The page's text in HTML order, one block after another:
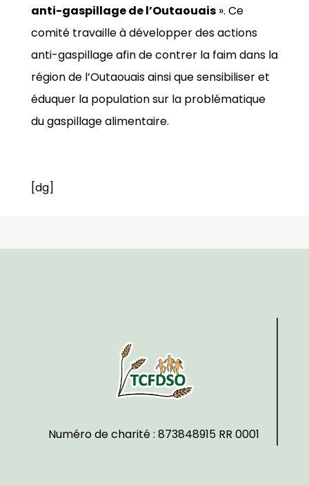
anti-gaspillage de l’Outaouais». Ce
comité travaille à développer des actions
anti-gaspillage afin de contrer la faim dans la
région de l’Outaouais ainsi que sensibiliser et
éduquer la population sur la problématique
du gaspillage alimentaire.
[dg]
Numéro de charité : 873848915 RR 0001